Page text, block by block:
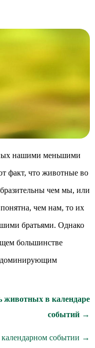
нашими меньшими
факт, что животные во
чем мы, или
чем нам, то их
братьями. Однако
большинстве
доминирующим
животных в календаре
событий →
событии →